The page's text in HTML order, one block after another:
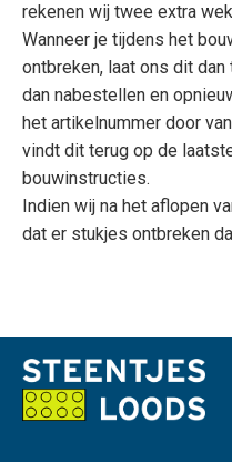
rekenen wij twee extra
Wanneer je tijdens het
ontbreken, laat ons dit
dan nabestellen en
het artikelnummer door
vindt dit terug op de
bouwinstructies.
Indien wij na het aflopen
dat er stukjes ontbreken